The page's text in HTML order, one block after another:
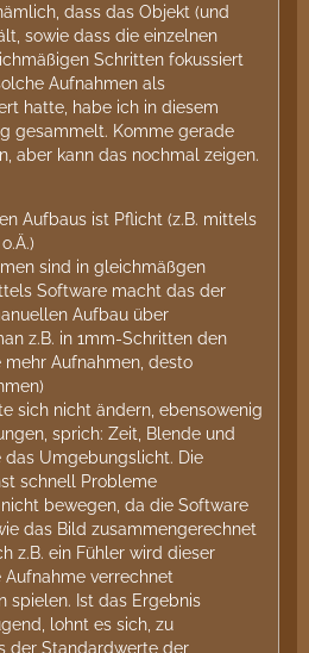
dass das Objekt (und
sowie dass die einzelnen
Schritten fokussiert
Aufnahmen als
hatte, habe ich in diesem
gesammelt. Komme gerade
aber kann das nochmal zeigen.
Aufbaus ist Pflicht (z.B. mittels
sind in gleichmäßgen
Software macht das der
Aufbau über
z.B. in 1mm-Schritten den
mehr Aufnahmen, desto
sich nicht ändern, ebensowenig
sprich: Zeit, Blende und
das Umgebungslicht. Die
schnell Probleme
bewegen, da die Software
das Bild zusammengerechnet
z.B. ein Fühler wird dieser
verrechnet
spielen. Ist das Ergebnis
lohnt es sich, zu
der Standardwerte der